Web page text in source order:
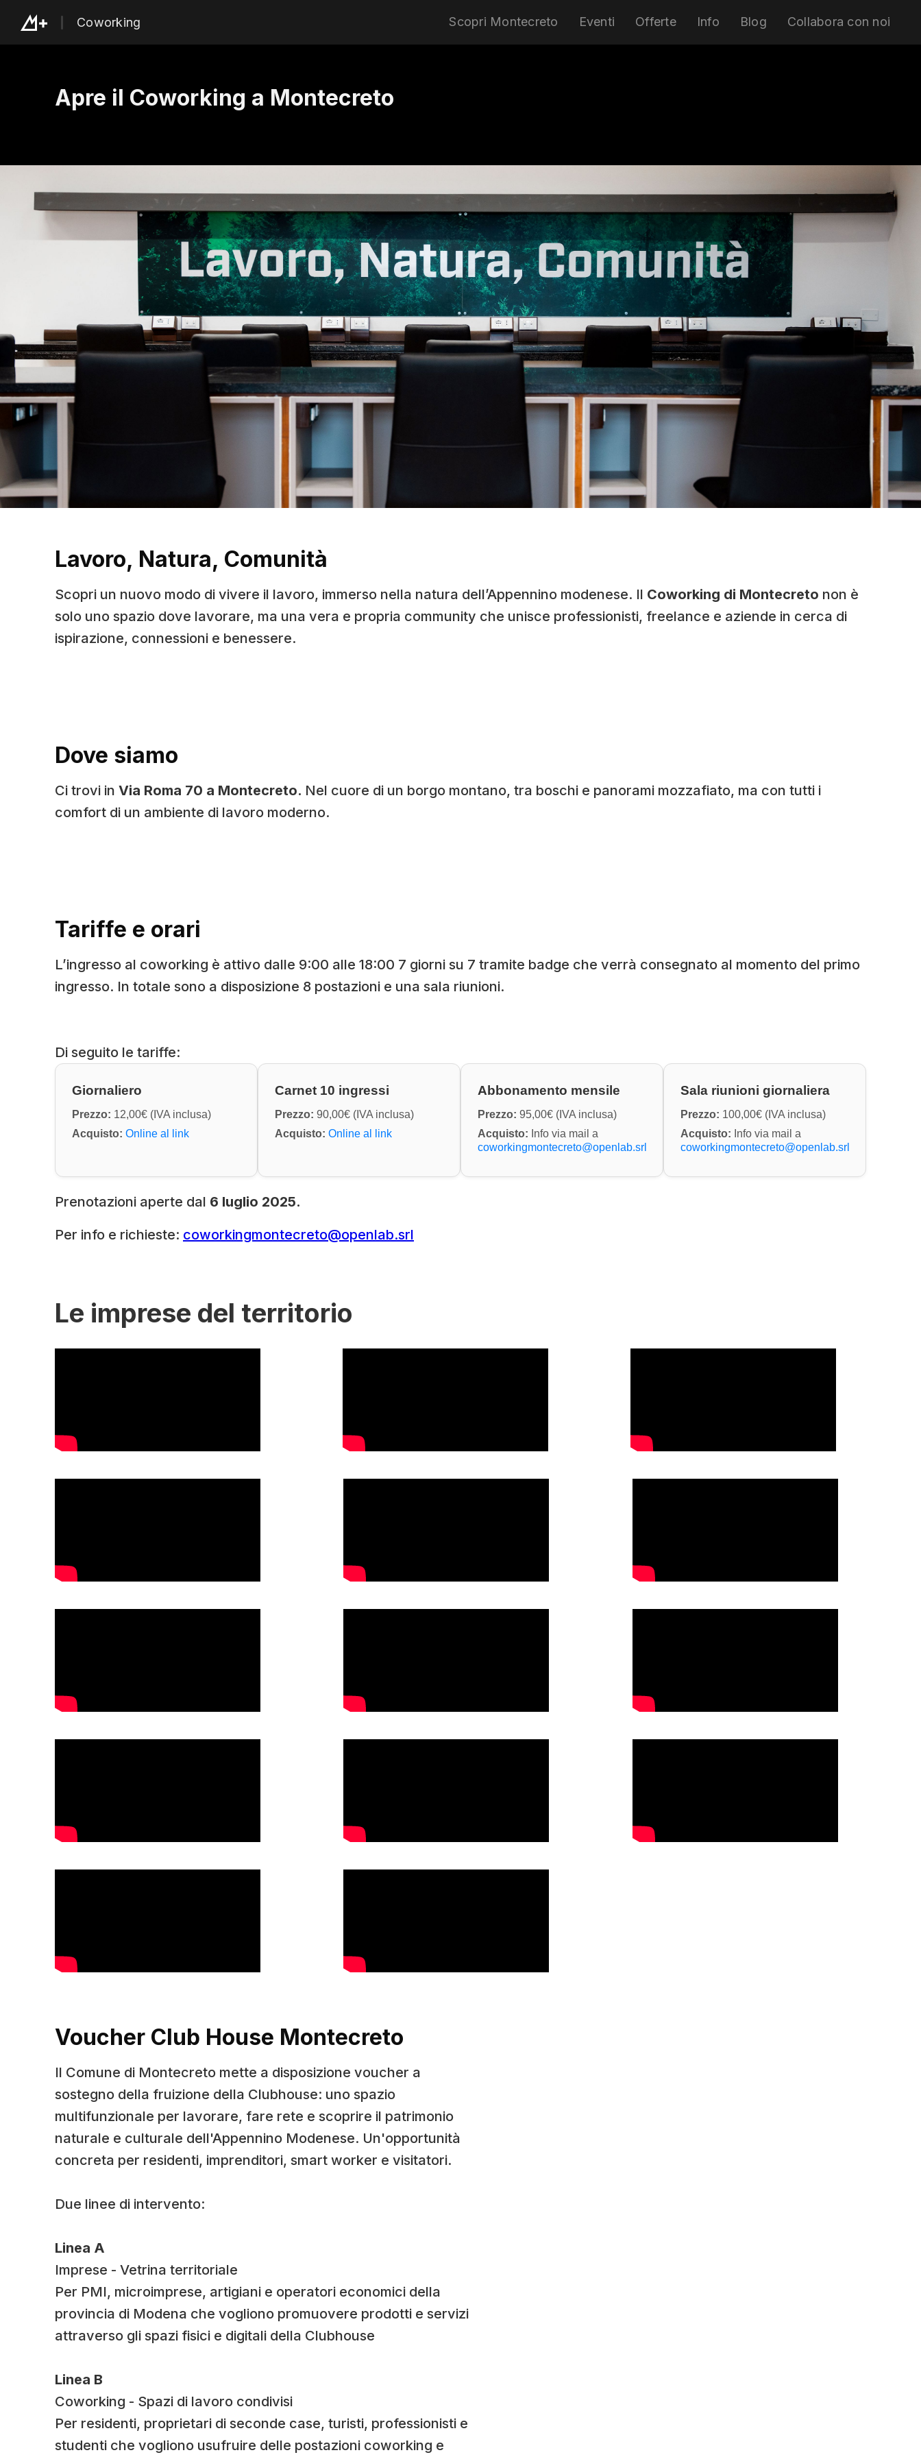
Coworking Scopri Montecreto Eventi Offerte Info Blog Collabora con noi
Apre il Coworking a Montecreto
Lavoro, Natura, Comunità
Scopri un nuovo modo di vivere il lavoro, immerso nella natura dell’Appennino modenese. Il Coworking di Montecreto non è
solo uno spazio dove lavorare, ma una vera e propria community che unisce professionisti, freelance e aziende in cerca di
ispirazione, connessioni e benessere.
Dove siamo
Ci trovi in Via Roma 70 a Montecreto. Nel cuore di un borgo montano, tra boschi e panorami mozzafiato, ma con tutti i
comfort di un ambiente di lavoro moderno.
Tariffe e orari
L’ingresso al coworking è attivo dalle 9:00 alle 18:00 7 giorni su 7 tramite badge che verrà consegnato al momento del primo
ingresso. In totale sono a disposizione 8 postazioni e una sala riunioni.
Di seguito le tariffe:
Giornaliero
Prezzo: 12,00€ (IVA inclusa)
Acquisto: Online al link
Carnet 10 ingressi
Prezzo: 90,00€ (IVA inclusa)
Acquisto: Online al link
Abbonamento mensile
Prezzo: 95,00€ (IVA inclusa)
Acquisto: Info via mail a
coworkingmontecreto@openlab.srl
Sala riunioni giornaliera
Prezzo: 100,00€ (IVA inclusa)
Acquisto: Info via mail a
coworkingmontecreto@openlab.srl
Prenotazioni aperte dal 6 luglio 2025.
Per info e richieste: coworkingmontecreto@openlab.srl
Le imprese del territorio
Voucher Club House Montecreto
Il Comune di Montecreto mette a disposizione voucher a
sostegno della fruizione della Clubhouse: uno spazio
multifunzionale per lavorare, fare rete e scoprire il patrimonio
naturale e culturale dell'Appennino Modenese. Un'opportunità
concreta per residenti, imprenditori, smart worker e visitatori.
Due linee di intervento:
Linea A
Imprese - Vetrina territoriale
Per PMI, microimprese, artigiani e operatori economici della
provincia di Modena che vogliono promuovere prodotti e servizi
attraverso gli spazi fisici e digitali della Clubhouse
Linea B
Coworking - Spazi di lavoro condivisi
Per residenti, proprietari di seconde case, turisti, professionisti e
studenti che vogliono usufruire delle postazioni coworking e